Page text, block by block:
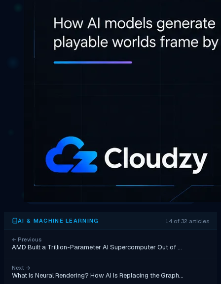
AI & MACHINE LEARNING 14 of 32 articles
← Previous
AMD Built a Trillion-Parameter AI Supercomputer Out of …
Next →
What Is Neural Rendering? How AI Is Replacing the Graph…